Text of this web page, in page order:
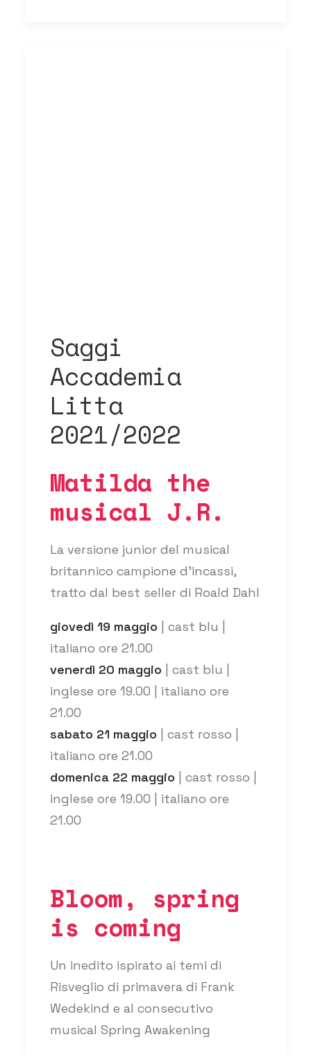
Saggi
Accademia
Litta
2021/2022
Matilda the
musical J.R.
La versione junior del musical
britannico campione d’incassi,
tratto dal best seller di Roald Dahl
giovedì 19 maggio | cast blu |
italiano ore 21.00
venerdì 20 maggio | cast blu |
inglese ore 19.00 | italiano ore
21.00
sabato 21 maggio | cast rosso |
italiano ore 21.00
domenica 22 maggio | cast rosso |
inglese ore 19.00 | italiano ore
21.00
Bloom, spring
is coming
Un inedito ispirato ai temi di
Risveglio di primavera di Frank
Wedekind e al consecutivo
musical Spring Awakening